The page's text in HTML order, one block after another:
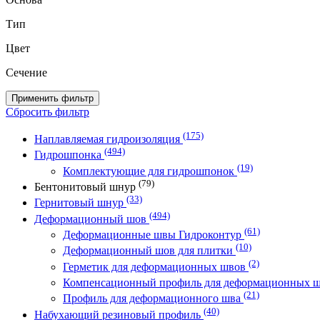
Тип
Цвет
Сечение
Применить фильтр
Сбросить фильтр
Наплавляемая гидроизоляция (175)
Гидрошпонка (494)
Комплектующие для гидрошпонок (19)
Бентонитовый шнур (79)
Гернитовый шнур (33)
Деформационный шов (494)
Деформационные швы Гидроконтур (61)
Деформационный шов для плитки (10)
Герметик для деформационных швов (2)
Компенсационный профиль для деформационных
Профиль для деформационного шва (21)
Набухающий резиновый профиль (40)